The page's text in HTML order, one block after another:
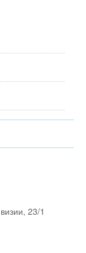
23/1